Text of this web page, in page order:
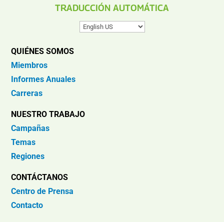
TRADUCCIÓN AUTOMÁTICA
QUIÉNES SOMOS
Miembros
Informes Anuales
Carreras
NUESTRO TRABAJO
Campañas
Temas
Regiones
CONTÁCTANOS
Centro de Prensa
Contacto